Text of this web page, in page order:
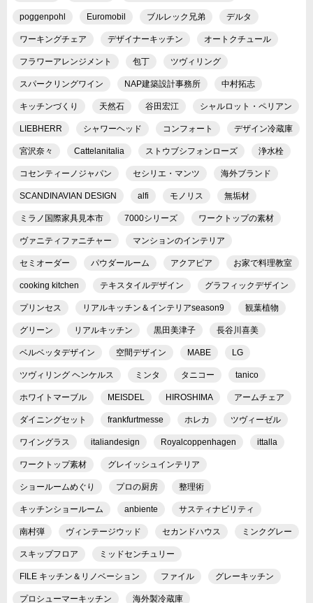
poggenpohl Euromobil ブルレック兄弟 デルタ
ワーキングチェア デザイナーキッチン オートクチュール
フラワーアレンジメント 包丁 ツヴィリング
スパークリングワイン NAP建築設計事務所 中村拓志
キッチンづくり 天然石 谷田宏江 シャルロット・ペリアン
LIEBHERR シャワーヘッド コンフォート デザイン冷蔵庫
宮沢奈々 Cattelanitalia ストウブシフォンローズ 浄水栓
コセンティーノジャパン セシリエ・マンツ 海外ブランド
SCANDINAVIAN DESIGN alfi モノリス 無垢材
ミラノ国際家具見本市 7000シリーズ ワークトップの素材
ヴァニティファニチャー マンションのインテリア
セミオーダー パウダールーム アクアピア お家で料理教室
cooking kitchen テキスタイルデザイン グラフィックデザイン
プリンセス リアルキッチン＆インテリアseason9 観葉植物
グリーン リアルキッチン 黒田美津子 長谷川喜美
ベルベッタデザイン 空間デザイン MABE LG
ツヴィリング ヘンケルス ミンタ タニコー tanico
ホワイトマーブル MEISDEL HIROSHIMA アームチェア
ダイニングセット frankfurtmesse ホレカ ツヴィーゼル
ワイングラス italiandesign Royalcoppenhagen ittalla
ワークトップ素材 グレイッシュインテリア
ショールームめぐり プロの厨房 整理術
キッチンショールーム anbiente サスティナビリティ
南村弾 ヴィンテージウッド セカンドハウス ミンクグレー
スキップフロア ミッドセンチュリー
FILE キッチン＆リノベーション ファイル グレーキッチン
プロシューマーキッチン 海外製冷蔵庫